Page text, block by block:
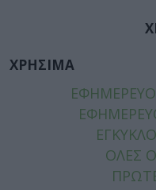
ΧΡΗΣΙΜΑ
ΟΛΕΣ